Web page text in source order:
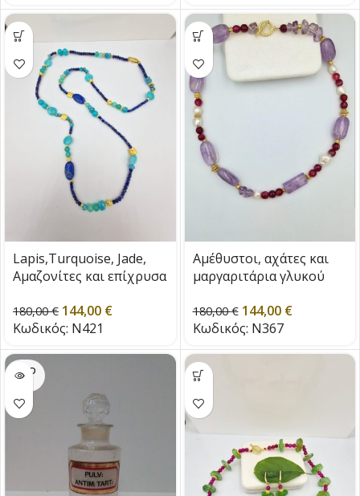
Lapis,Turquoise, Jade,
Αμαζονίτες και επίχρυσα
180,00€ 144,00 €
Κωδικός: N421
Αμέθυστοι, αχάτες και
μαργαριτάρια γλυκού
180,00€ 144,00 €
Κωδικός: N367
SOLD
OUT